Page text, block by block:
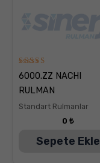
5
üzerinden
5.00
oy aldı
6000.ZZ NACHI
RULMAN
Standart Rulmanlar
0₺
Sepete Ekle